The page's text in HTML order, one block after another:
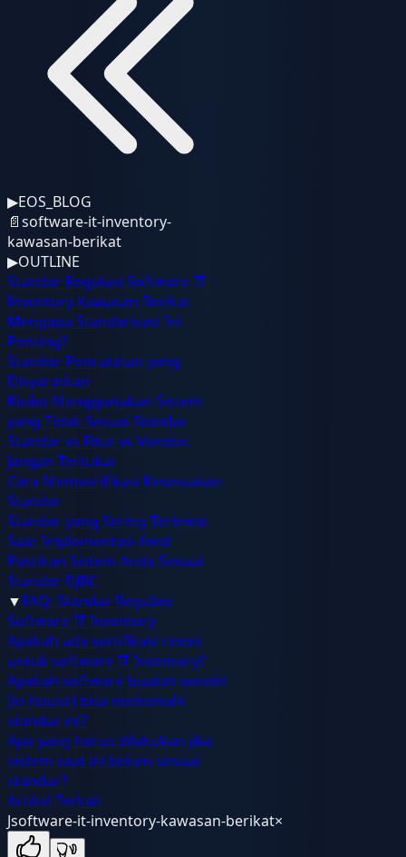
▶EOS_BLOG
📄software-it-inventory-
kawasan-berikat
▶OUTLINE
Standar Regulasi Software IT
Inventory Kawasan Berikat
Mengapa Standarisasi Ini
Penting?
Standar Pencatatan yang
Disyaratkan
Risiko Menggunakan Sistem
yang Tidak Sesuai Standar
Standar vs Fitur vs Vendor:
Jangan Tertukar
Cara Memverifikasi Kesesuaian
Standar
Standar yang Sering Terlewat
Saat Implementasi Awal
Pastikan Sistem Anda Sesuai
Standar DJBC
▼FAQ: Standar Regulasi
Software IT Inventory
Apakah ada sertifikasi resmi
untuk software IT Inventory?
Apakah software buatan sendiri
(in-house) bisa memenuhi
standar ini?
Apa yang harus dilakukan jika
sistem saat ini belum sesuai
standar?
Artikel Terkait
Jsoftware-it-inventory-kawasan-berikat×